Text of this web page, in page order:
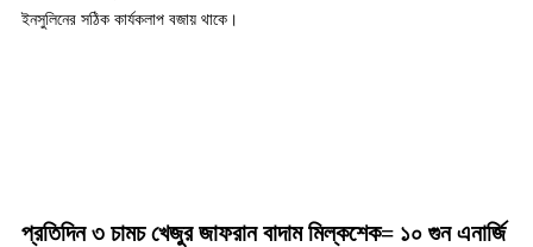
ইনসুলিনের সঠিক কার্যকলাপ বজায় থাকে।
প্রতিদিন ৩ চামচ খেজুর জাফরান বাদাম মিল্কশেক= ১০ গুন এনার্জি